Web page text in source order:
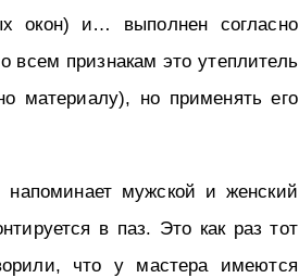
окон) и… выполнен согласно
всем признакам это утеплитель
материалу), но применять его
мужской и женский
в паз. Это как раз тот
что у мастера имеются